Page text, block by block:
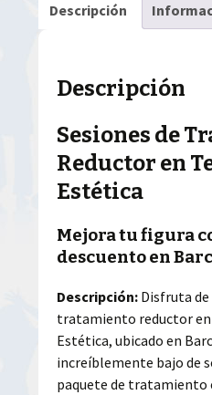
Descripción
Descripción
Sesiones de
Reductor en
Estética
Mejora tu figura
descuento en
Descripción: Disfruta de
tratamiento reductor en
Estética, ubicado en
increíblemente bajo de
paquete de tratamiento